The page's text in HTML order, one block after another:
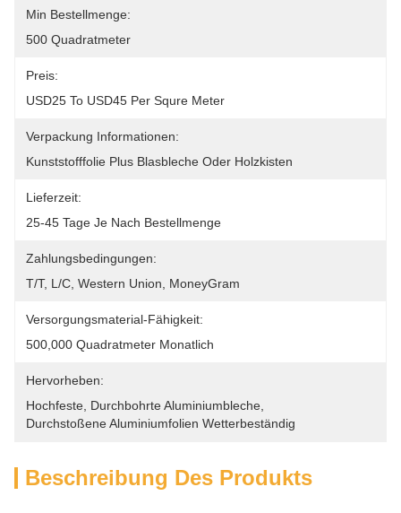
Min Bestellmenge:
500 Quadratmeter
Preis:
USD25 To USD45 Per Squre Meter
Verpackung Informationen:
Kunststofffolie Plus Blasbleche Oder Holzkisten
Lieferzeit:
25-45 Tage Je Nach Bestellmenge
Zahlungsbedingungen:
T/T, L/C, Western Union, MoneyGram
Versorgungsmaterial-Fähigkeit:
500,000 Quadratmeter Monatlich
Hervorheben:
Hochfeste Durchbohrte Aluminiumbleche
Durchstoßene Aluminiumfolien Wetterbeständig
Beschreibung Des Produkts